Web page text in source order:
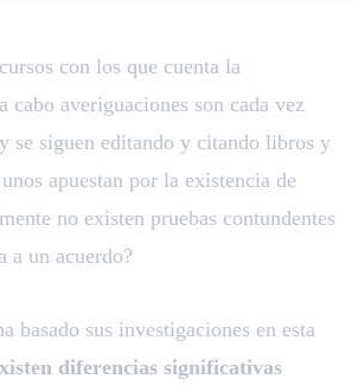
con los que cuenta la
averiguaciones son cada vez
se siguen editando y citando libros y
apuestan por la existencia de
no existen pruebas contundentes
a un acuerdo?
sus investigaciones en esta
diferencias significativas